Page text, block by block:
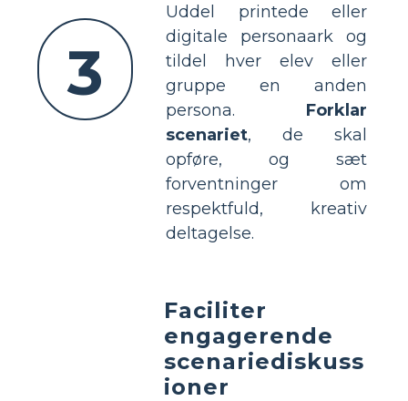
3
Uddel printede eller
digitale personaark og
tildel hver elev eller
gruppe en anden
persona. Forklar
scenariet, de skal
opføre, og sæt
forventninger om
respektfuld, kreativ
deltagelse.
Faciliter
engagerende
scenariediskuss
ioner